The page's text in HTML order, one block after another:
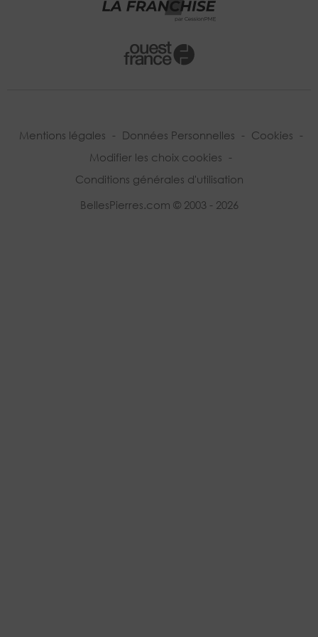
Mentions légales - Données Personnelles - Cookies -
Modifier les choix cookies -
Conditions générales d'utilisation
BellesPierres.com © 2003 - 2026